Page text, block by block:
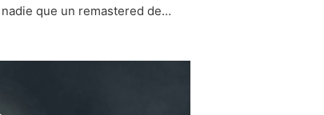
que un remastered de…